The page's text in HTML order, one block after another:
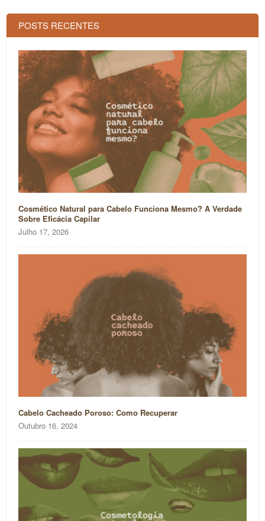
POSTS RECENTES
Cosmético Natural para Cabelo Funciona Mesmo? A Verdade
Sobre Eficácia Capilar
Julho 17, 2026
Cabelo Cacheado Poroso: Como Recuperar
Outubro 16, 2024